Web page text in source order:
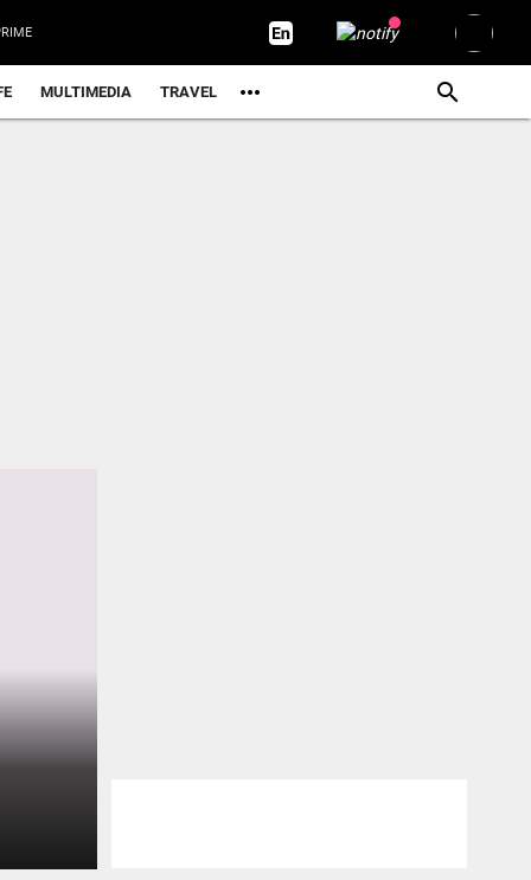
മെസ്സിയെ ചാവേറാക്രമണത്തിൽ വധിക്കാൻ പദ്ധതിയിട്ടു? പൊലീസ്...
സ്വർണം; വിലയിൽ ഇന്നും കുതിപ്പ്; മാസത്തെ ഏറ്റവും ഉയർന്ന...
MULTIMEDIA TRAVEL